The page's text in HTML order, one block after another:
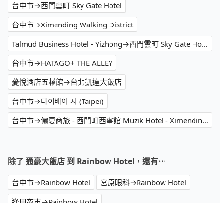
台中市→西門雲町 Sky Gate Hotel
台中市→Ximending Walking District
Talmud Business Hotel - Yizhong→西門雲町 Sky Gate Hotel
台中市→HATAGO+ THE ALLEY
薆悅酒店五權館→台北凱達大飯店
台中市→타이베이 시 (Taipei)
台中市→儷夏商旅 - 西門町西寧館 Muzik Hotel - Ximending Xining Branch
除了 通豪大飯店 到 Rainbow Hotel，還有⋯
台中市→Rainbow Hotel
宮原眼科→Rainbow Hotel